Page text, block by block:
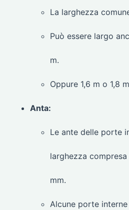
La larghezza
Può essere largo
m.
Oppure 1,6 m o 1,8
Anta:
Le ante delle porte
larghezza
mm.
Alcune porte